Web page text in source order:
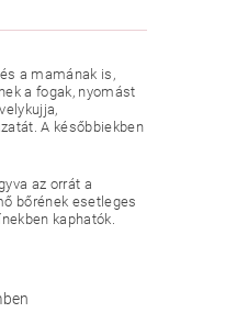
a mamának is,
a fogak, nyomást
A későbbiekben
az orrát a
bőrének esetleges
kaphatók.